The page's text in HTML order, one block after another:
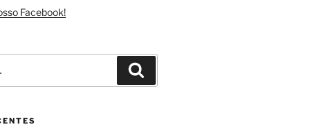
Facebook!